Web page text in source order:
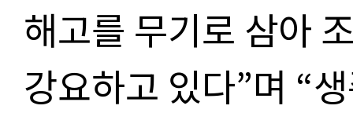
해고를 무기로 삼아
강요하고 있다”며 “